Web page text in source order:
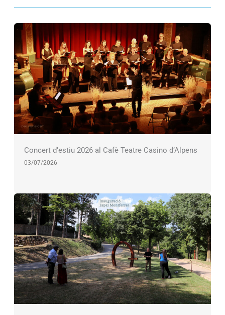
Concert d’estiu 2026 al Cafè Teatre Casino d’Alpens
03/07/2026